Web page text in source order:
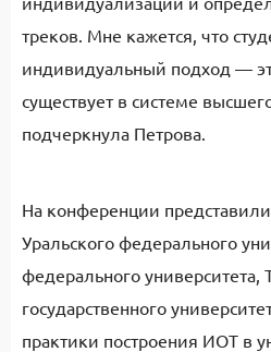
треков. Мне кажется, что
индивидуальный подход —
существует в системе
подчеркнула Петрова.
На конференции
Уральского федерального
федерального университета,
государственного
практики построения ИОТ в